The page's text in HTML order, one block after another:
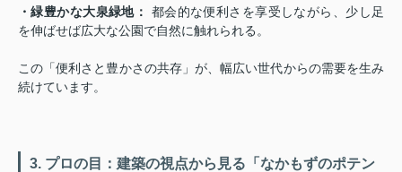
・緑豊かな大泉緑地：
都会的な便利さを享受しながら、少し足
を伸ばせば広大な公園で自然に触れられる。
この「便利さと豊かさの共存」が、幅広い世代からの需要を生み
続けています。
3. プロの目：建築の視点から見る「なかもずのポテン